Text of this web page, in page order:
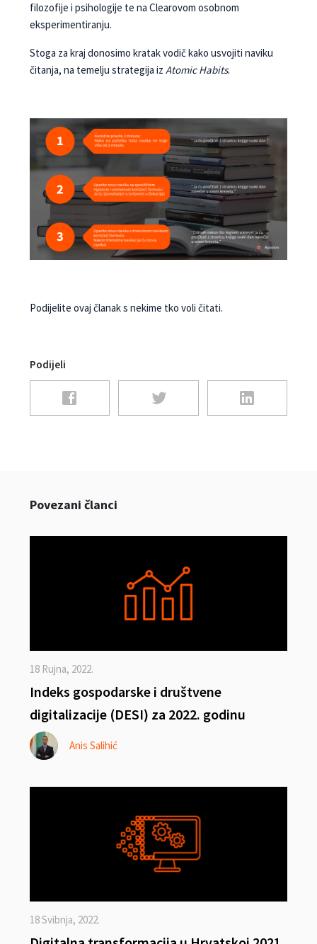
filozofije i psihologije te na Clearovom osobnom
eksperimentiranju.
Stoga za kraj donosimo kratak vodič kako usvojiti naviku
čitanja, na temelju strategija iz Atomic Habits.
Podijelite ovaj članak s nekime tko voli čitati.
Podijeli
Povezani članci
18 Rujna, 2022.
Indeks gospodarske i društvene
digitalizacije (DESI) za 2022. godinu
Anis Salihić
18 Svibnja, 2022.